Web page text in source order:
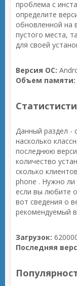
проблема с
определите
обновленной на
пустого места,
для своей
Версия ОС:
Объем памяти:
Данный раздел -
насколько
последнюю
количество
сколько
phone . Нужно ли
если вы любите
вот сведения о
рекомендуемый
Загрузок:
Последняя